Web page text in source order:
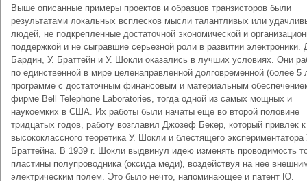
Выше описанные примеры проектов и образцов транзисторов были
результатами локальных всплесков мысли талантливых или
людей, не подкрепленные достаточной экономической и
поддержкой и не сыгравшие серьезной роли в развитии электроники.
Бардин, У. Браттейн и У. Шокли оказались в лучших условиях. Они
по единственной в мире целенаправленной долговременной (более 5
программе с достаточным финансовым и материальным
фирме Bell Telephone Laboratories, тогда одной из самых мощных и
наукоемких в США. Их работы были начаты еще во второй половине
тридцатых годов, работу возглавил Джозеф Бекер, который привлек
высококлассного теоретика У. Шокли и блестящего экспериментатора
Браттейна. В 1939 г. Шокли выдвинул идею изменять проводимость
пластины полупроводника (оксида меди), воздействуя на нее
электрическим полем. Это было нечто, напоминающее и патент Ю.